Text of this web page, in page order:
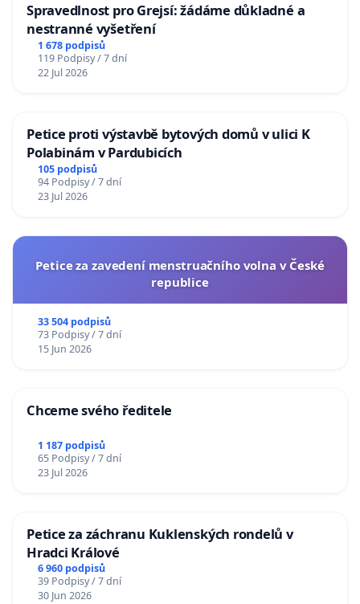
Spravedlnost pro Grejsí: žádáme důkladné a
nestranné vyšetření
1 678 podpisů
119 Podpisy / 7 dní
22 Jul 2026
Petice proti výstavbě bytových domů v ulici K
Polabinám v Pardubicích
105 podpisů
94 Podpisy / 7 dní
23 Jul 2026
Petice za zavedení menstruačního volna v České
republice
33 504 podpisů
73 Podpisy / 7 dní
15 Jun 2026
Chceme svého ředitele
1 187 podpisů
65 Podpisy / 7 dní
23 Jul 2026
Petice za záchranu Kuklenských rondelů v
Hradci Králové
6 960 podpisů
39 Podpisy / 7 dní
30 Jun 2026